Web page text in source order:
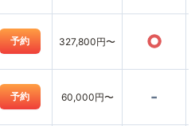
予約 327,800円〜 ○
予約 60,000円〜 -